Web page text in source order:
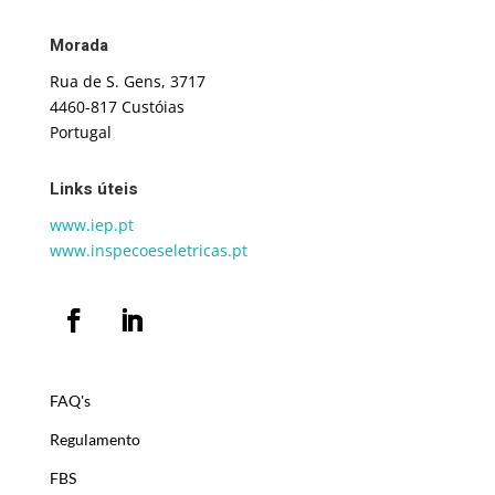
Morada
Rua de S. Gens, 3717
4460-817 Custóias
Portugal
Links úteis
www.iep.pt
www.inspecoeseletricas.pt
FAQ's
Regulamento
FBS